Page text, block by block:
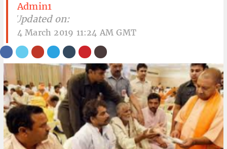
Admin1
| Updated on:
4 March 2019 11:24 AM GMT